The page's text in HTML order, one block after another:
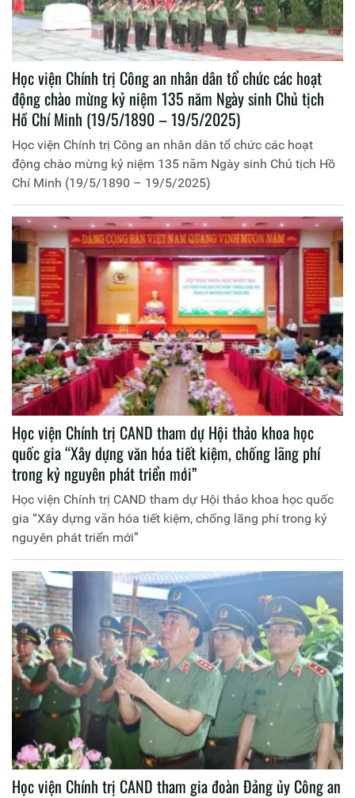
Học viện Chính trị Công an nhân dân tổ chức các hoạt
động chào mừng kỷ niệm 135 năm Ngày sinh Chủ tịch
Hồ Chí Minh (19/5/1890 – 19/5/2025)
Học viện Chính trị Công an nhân dân tổ chức các hoạt
động chào mừng kỷ niệm 135 năm Ngày sinh Chủ tịch Hồ
Chí Minh (19/5/1890 – 19/5/2025)
Học viện Chính trị CAND tham dự Hội thảo khoa học
quốc gia “Xây dựng văn hóa tiết kiệm, chống lãng phí
trong kỷ nguyên phát triển mới”
Học viện Chính trị CAND tham dự Hội thảo khoa học quốc
gia “Xây dựng văn hóa tiết kiệm, chống lãng phí trong kỷ
nguyên phát triển mới”
Học viện Chính trị CAND tham gia đoàn Đảng ủy Công an